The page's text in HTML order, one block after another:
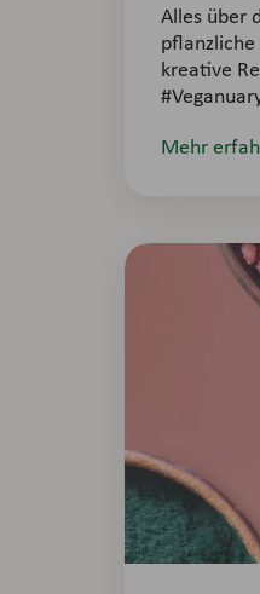
Alles über
pflanzliche
kreative
Mehr